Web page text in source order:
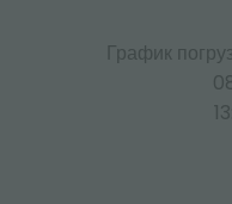
График